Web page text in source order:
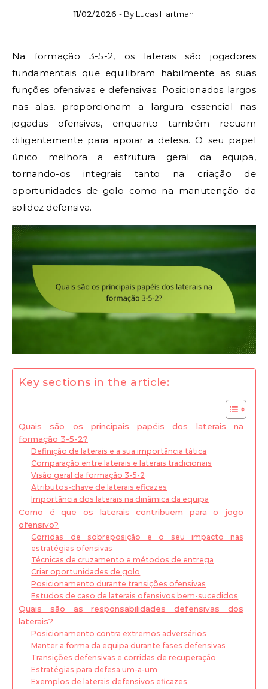
11/02/2026 - By Lucas Hartman
Na formação 3-5-2, os laterais são jogadores
fundamentais que equilibram habilmente as suas
funções ofensivas e defensivas. Posicionados largos
nas alas, proporcionam a largura essencial nas
jogadas ofensivas, enquanto também recuam
diligentemente para apoiar a defesa. O seu papel
único melhora a estrutura geral da equipa,
tornando-os integrais tanto na criação de
oportunidades de golo como na manutenção da
solidez defensiva.
Key sections in the article:
Quais são os principais papéis dos laterais na
formação 3-5-2?
Definição de laterais e a sua importância tática
Comparação entre laterais e laterais tradicionais
Visão geral da formação 3-5-2
Atributos-chave de laterais eficazes
Importância dos laterais na dinâmica da equipa
Como é que os laterais contribuem para o jogo
ofensivo?
Corridas de sobreposição e o seu impacto nas
estratégias ofensivas
Técnicas de cruzamento e métodos de entrega
Criar oportunidades de golo
Posicionamento durante transições ofensivas
Estudos de caso de laterais ofensivos bem-sucedidos
Quais são as responsabilidades defensivas dos
laterais?
Posicionamento contra extremos adversários
Manter a forma da equipa durante fases defensivas
Transições defensivas e corridas de recuperação
Estratégias para defesa um-a-um
Exemplos de laterais defensivos eficazes